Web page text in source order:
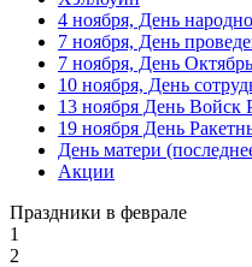
4 ноября, День
7 ноября, День
7 ноября, День
10 ноября, День
13 ноября День Войск
19 ноября День
День матери
Акции
Праздники в феврале
1
2